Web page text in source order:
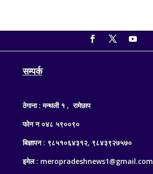
सम्पर्क
ठेगाना : मन्थली १ , रामेछाप
फोन न ०४८ ५९००९०
बिज्ञापन : ९८५१०६४३१२, ९८४३९२७५७०
इमेल : meropradeshnews1@gmail.com